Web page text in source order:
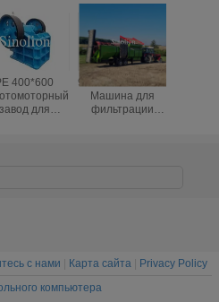
400*600
для
9400*2200*2900MM
Машина для
фильтрации
с нами Карта сайта|
Privacy Policy
компьютера